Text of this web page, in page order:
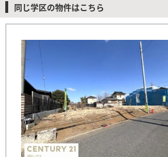
同じ学区の物件はこちら